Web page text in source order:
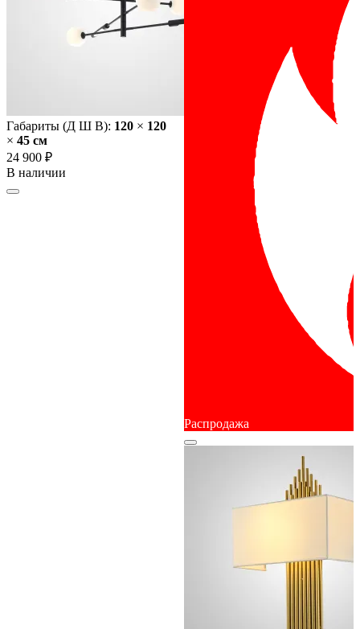
Габариты (Д Ш В): 120 × 120
× 45 cм
24 900 ₽
В наличии
Распродажа